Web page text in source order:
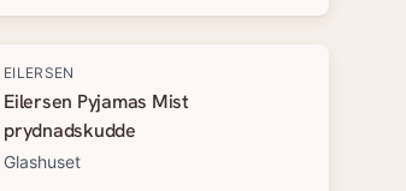
EILERSEN
Eilersen Pyjamas Mist
prydnadskudde
Glashuset